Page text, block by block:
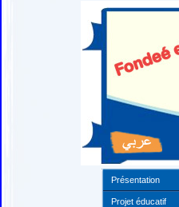
Présentation
Projet éducatif